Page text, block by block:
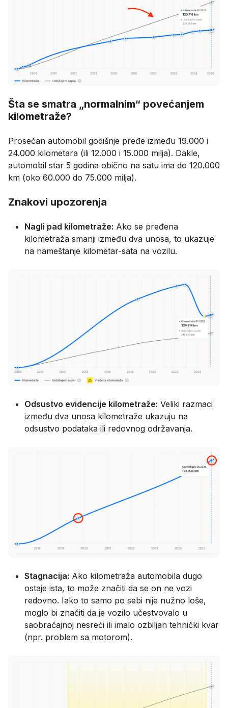
Šta se smatra „normalnim“ povećanjem
kilometraže?
Prosečan automobil godišnje pređe između 19.000 i
24.000 kilometara (ili 12.000 i 15.000 milja). Dakle,
automobil star 5 godina obično na satu ima do 120.000
km (oko 60.000 do 75.000 milja).
Znakovi upozorenja
Nagli pad kilometraže: Ako se pređena
kilometraža smanji između dva unosa, to ukazuje
na nameštanje kilometar-sata na vozilu.
Odsustvo evidencije kilometraže: Veliki razmaci
između dva unosa kilometraže ukazuju na
odsustvo podataka ili redovnog održavanja.
Stagnacija: Ako kilometraža automobila dugo
ostaje ista, to može značiti da se on ne vozi
redovno. Iako to samo po sebi nije nužno loše,
moglo bi značiti da je vozilo učestvovalo u
saobraćajnoj nesreći ili imalo ozbiljan tehnički kvar
(npr. problem sa motorom).